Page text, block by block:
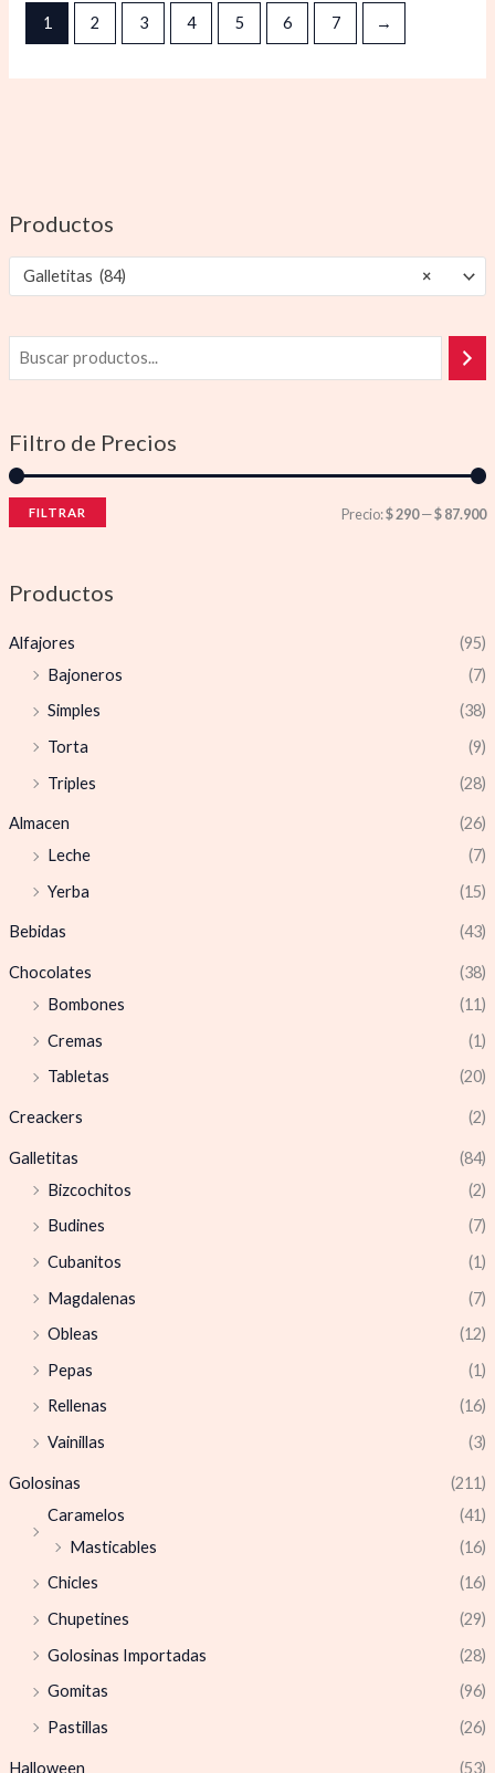
Productos
×
Galletitas (84)
Filtro de Precios
FILTRAR Precio:$ 290—$ 87.900
Productos
Alfajores
(95)
Bajoneros
(7)
Simples
(38)
Torta
(9)
Triples
(28)
Almacen
(26)
Leche
(7)
Yerba
(15)
Bebidas (43)
Chocolates
(38)
Bombones
(11)
Cremas
(1)
Tabletas
(20)
Creackers (2)
Galletitas
(84)
Bizcochitos
(2)
Budines
(7)
Cubanitos
(1)
Magdalenas
(7)
Obleas
(12)
Pepas
(1)
Rellenas
(16)
Vainillas
(3)
Golosinas
(211)
Caramelos
(41)
Masticables
(16)
Chicles
(16)
Chupetines
(29)
Golosinas Importadas
(28)
Gomitas
(96)
Pastillas
(26)
Halloween (53)
1 2 3 4 5 6 7 →